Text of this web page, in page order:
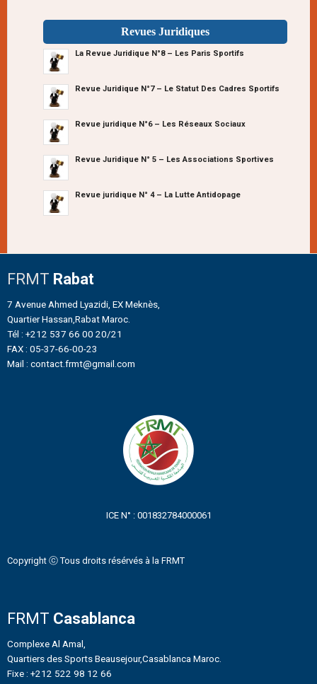
Revues Juridiques
La Revue Juridique N°8 – Les Paris Sportifs
Revue Juridique N°7 – Le Statut Des Cadres Sportifs
Revue juridique N°6 – Les Réseaux Sociaux
Revue Juridique N° 5 – Les Associations Sportives
Revue juridique N° 4 – La Lutte Antidopage
FRMT Rabat
7 Avenue Ahmed Lyazidi, EX Meknès,
Quartier Hassan,Rabat Maroc.
Tél : +212 537 66 00 20/21
FAX : 05-37-66-00-23
Mail : contact.frmt@gmail.com
ICE N° : 001832784000061
Copyright ⓒ Tous droits résérvés à la FRMT
FRMT Casablanca
Complexe Al Amal,
Quartiers des Sports Beausejour,Casablanca Maroc.
Fixe : +212 522 98 12 66